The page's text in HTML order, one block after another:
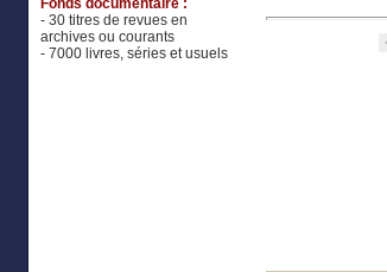
Fonds documentaire :
- 30 titres de revues en
archives ou courants
- 7000 livres, séries et usuels